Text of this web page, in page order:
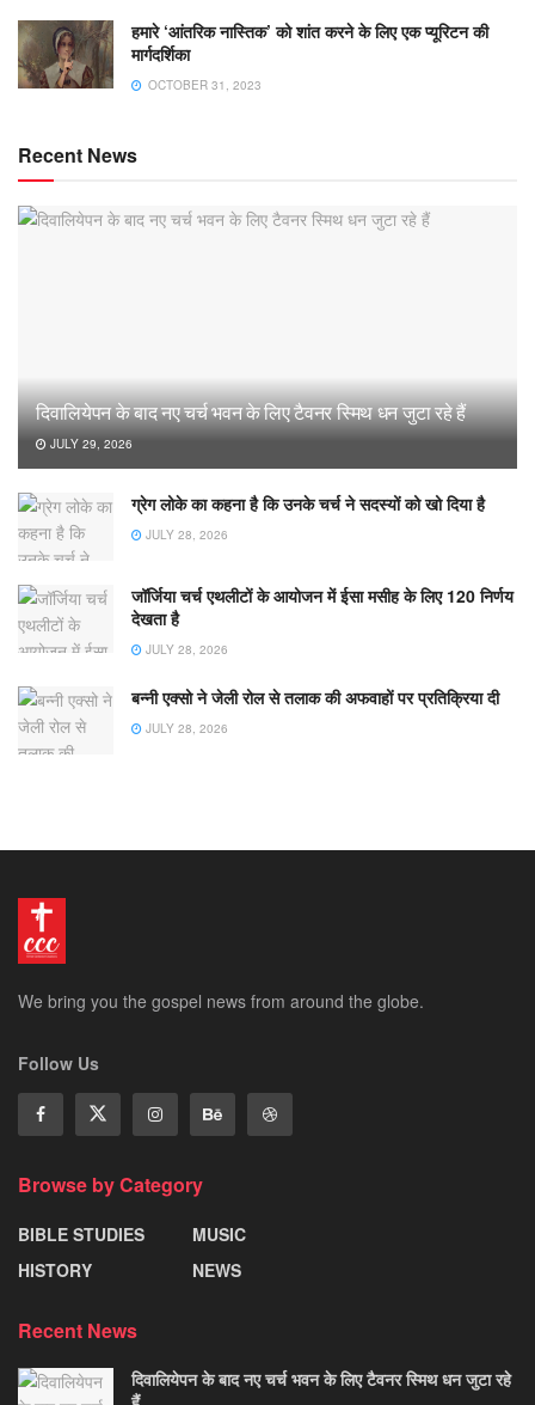
हमारे ‘आंतरिक नास्तिक’ को शांत करने के लिए एक प्यूरिटन की
मार्गदर्शिका
OCTOBER 31, 2023
Recent News
दिवालियेपन के बाद नए चर्च भवन के लिए टैवनर स्मिथ धन जुटा रहे हैं
JULY 29, 2026
ग्रेग लोके का कहना है कि उनके चर्च ने सदस्यों को खो दिया है
JULY 28, 2026
जॉर्जिया चर्च एथलीटों के आयोजन में ईसा मसीह के लिए 120 निर्णय
देखता है
JULY 28, 2026
बन्नी एक्सो ने जेली रोल से तलाक की अफवाहों पर प्रतिक्रिया दी
JULY 28, 2026
We bring you the gospel news from around the globe.
Follow Us
Browse by Category
BIBLE STUDIES
HISTORY
MUSIC
NEWS
Recent News
दिवालियेपन के बाद नए चर्च भवन के लिए टैवनर स्मिथ धन जुटा रहे